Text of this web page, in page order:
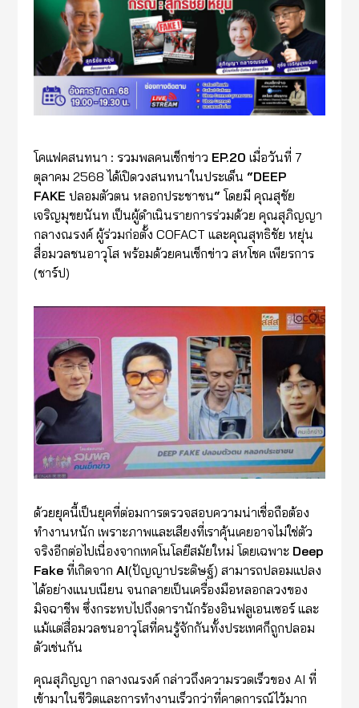
โคแฟคสนทนา : รวมพลคนเช็กข่าว EP.20 เมื่อวันที่ 7
ตุลาคม 2568 ได้เปิดวงสนทนาในประเด็น “DEEP
FAKEปลอมตัวตน หลอกประชาชน“ โดยมี คุณสุชัย
เจริญมุขยนันท เป็นผู้ดำเนินรายการร่วมด้วย คุณสุภิญญา
กลางณรงค์ ผู้ร่วมก่อตั้ง COFACT และคุณสุทธิชัย หยุ่น
สื่อมวลชนอาวุโส พร้อมด้วยคนเช็กข่าว สหโชค เพียรการ
(ชาร์ป)
ด้วยยุคนี้เป็นยุคที่ต่อมการตรวจสอบความน่าเชื่อถือต้อง
ทำงานหนัก เพราะภาพและเสียงที่เราคุ้นเคยอาจไม่ใช่ตัว
จริงอีกต่อไปเนื่องจากเทคโนโลยีสมัยใหม่ โดยเฉพาะ Deep
Fake ที่เกิดจากAI(ปัญญาประดิษฐ์) สามารถปลอมแปลง
ได้อย่างแนบเนียน จนกลายเป็นเครื่องมือหลอกลวงของ
มิจฉาชีพ ซึ่งกระทบไปถึงดารานักร้องอินฟลูเอนเซอร์ และ
แม้แต่สื่อมวลชนอาวุโสที่คนรู้จักกันทั้งประเทศก็ถูกปลอม
ตัวเช่นกัน
คุณสุภิญญา กลางณรงค์ กล่าวถึงความรวดเร็วของ AI ที่
เข้ามาในชีวิตและการทำงานเร็วกว่าที่คาดการณ์ไว้มาก